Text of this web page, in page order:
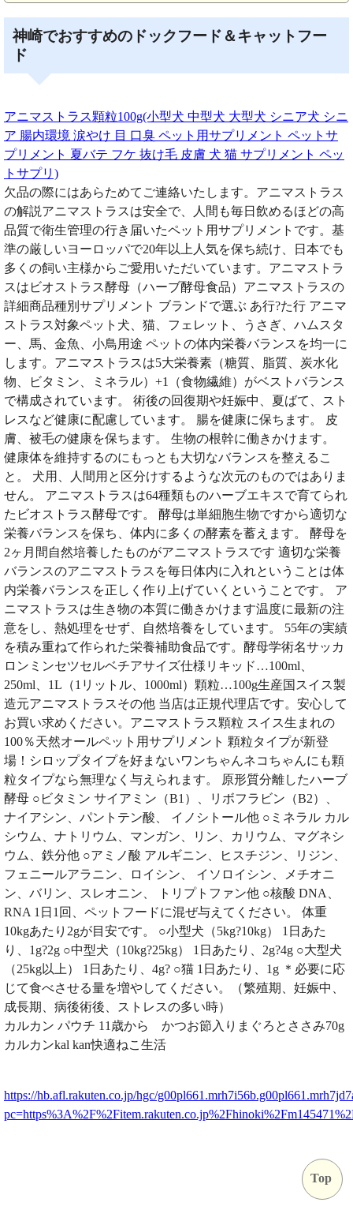
神崎でおすすめのドックフード＆キャットフー
ド
アニマストラス顆粒100g(小型犬 中型犬 大型犬 シニア犬 シニ
ア 腸内環境 涙やけ 目 口臭 ペット用サプリメント ペットサ
プリメント 夏バテ フケ 抜け毛 皮膚 犬 猫 サプリメント ペッ
トサプリ)
欠品の際にはあらためてご連絡いたします。アニマストラス
の解説アニマストラスは安全で、人間も毎日飲めるほどの高
品質で衛生管理の行き届いたペット用サプリメントです。基
準の厳しいヨーロッパで20年以上人気を保ち続け、日本でも
多くの飼い主様からご愛用いただいています。アニマストラ
スはビオストラス酵母（ハーブ酵母食品）アニマストラスの
詳細商品種別サプリメント ブランドで選ぶ あ行?た行 アニマ
ストラス対象ペット犬、猫、フェレット、うさぎ、ハムスタ
ー、馬、金魚、小鳥用途 ペットの体内栄養バランスを均一に
します。アニマストラスは5大栄養素（糖質、脂質、炭水化
物、ビタミン、ミネラル）+1（食物繊維）がベストバランス
で構成されています。 術後の回復期や妊娠中、夏ばて、スト
レスなど健康に配慮しています。 腸を健康に保ちます。 皮
膚、被毛の健康を保ちます。 生物の根幹に働きかけます。
健康体を維持するのにもっとも大切なバランスを整えるこ
と。 犬用、人間用と区分けするような次元のものではありま
せん。 アニマストラスは64種類ものハーブエキスで育てられ
たビオストラス酵母です。 酵母は単細胞生物ですから適切な
栄養バランスを保ち、体内に多くの酵素を蓄えます。 酵母を
2ヶ月間自然培養したものがアニマストラスです 適切な栄養
バランスのアニマストラスを毎日体内に入れということは体
内栄養バランスを正しく作り上げていくということです。 ア
ニマストラスは生き物の本質に働きかけます温度に最新の注
意をし、熱処理をせず、自然培養をしています。 55年の実績
を積み重ねて作られた栄養補助食品です。酵母学術名サッカ
ロンミンセツセルベチアサイズ仕様リキッド…100ml、
250ml、1L（1リットル、1000ml）顆粒…100g生産国スイス製
造元アニマストラスその他 当店は正規代理店です。安心して
お買い求めください。アニマストラス顆粒 スイス生まれの
100％天然オールペット用サプリメント 顆粒タイプが新登
場！シロップタイプを好まないワンちゃんネコちゃんにも顆
粒タイプなら無理なく与えられます。 原形質分離したハーブ
酵母 ○ビタミン サイアミン（B1）、リボフラビン（B2）、
ナイアシン、パントテン酸、 イノシトール他 ○ミネラル カル
シウム、ナトリウム、マンガン、リン、カリウム、マグネシ
ウム、鉄分他 ○アミノ酸 アルギニン、ヒスチジン、リジン、
フェニールアラニン、ロイシン、 イソロイシン、メチオニ
ン、バリン、スレオニン、 トリプトファン他 ○核酸 DNA、
RNA 1日1回、ペットフードに混ぜ与えてください。 体重
10kgあたり2gが目安です。 ○小型犬（5kg?10kg） 1日あた
り、1g?2g ○中型犬（10kg?25kg） 1日あたり、2g?4g ○大型犬
（25kg以上） 1日あたり、4g? ○猫 1日あたり、1g ＊必要に応
じて食べさせる量を増やしてください。（繁殖期、妊娠中、
成長期、病後術後、ストレスの多い時）
カルカン パウチ 11歳から かつお節入りまぐろとささみ70g
カルカンkal kan快適ねこ生活
https://hb.afl.rakuten.co.jp/hgc/
Top